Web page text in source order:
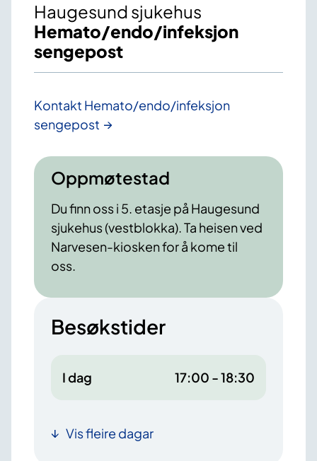
Haugesund sjukehus
Hemato/endo/infeksjon
sengepost
Kontakt Hemato/endo/infeksjon
sengepost
Oppmøtestad
Du finn oss i 5. etasje på Haugesund
sjukehus (vestblokka). Ta heisen ved
Narvesen-kiosken for å kome til
oss.
Besøkstider
I dag 17:00 - 18:30
Vis fleire dagar